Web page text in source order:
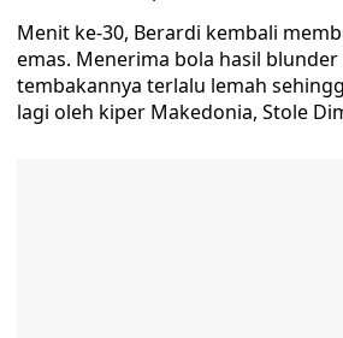
Menit ke-30, Berardi kembali
emas. Menerima bola hasil
tembakannya terlalu lemah
lagi oleh kiper Makedonia, Stole